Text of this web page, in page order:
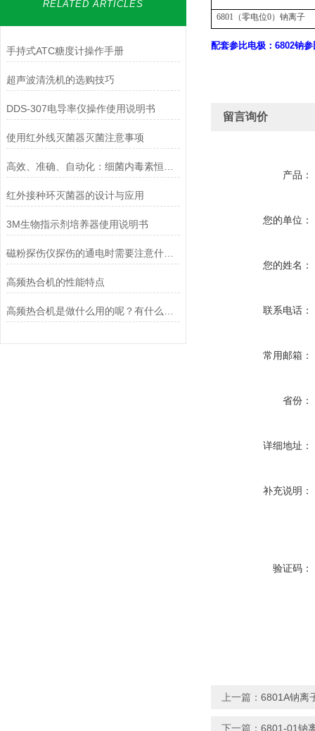
RELATED ARTICLES
手持式ATC糖度计操作手册
超声波清洗机的选购技巧
DDS-307电导率仪操作使用说明书
使用红外线灭菌器灭菌注意事项
红外接种环灭菌器的设计与应用
3M生物指示剂培养器使用说明书
磁粉探伤仪探伤的通电时需要注意什么？
高频热合机的性能特点
6801 （零电位0）钠离子
配套参比电极：6802钠
留言询价
产品：
您的单位：
您的姓名：
联系电话：
常用邮箱：
省份：
详细地址：
补充说明：
验证码：
上一篇： 6801A钠离
下一篇： 6801-01钠